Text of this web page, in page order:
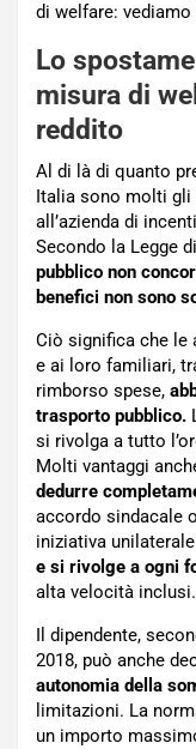
di welfare: vediamo
Lo
misura di
reddito
Al di là di quanto
Italia sono molti
all’azienda di
Secondo la Legge
pubblico non
benefici non sono
Ciò significa che le
e ai loro familiari,
rimborso spese,
trasporto pubblico.
si rivolga a tutto
Molti vantaggi
dedurre
accordo sindacale
iniziativa
e si rivolge a ogni
alta velocità inclusi.
Il dipendente,
2018, può anche
autonomia della
limitazioni. La
un importo